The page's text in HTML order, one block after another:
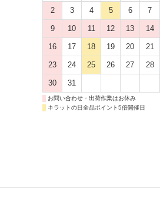
2 3 4 5 6 7
9 10 11 12 13 14
16 17 18 19 20 21
23 24 25 26 27 28
30 31
お問い合わせ・出荷作業はお休み
キラットの日全品ポイント5倍開催日